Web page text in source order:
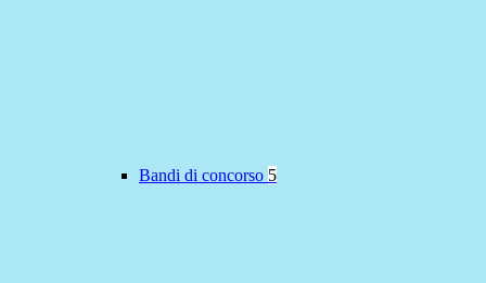
Bandi di concorso 5